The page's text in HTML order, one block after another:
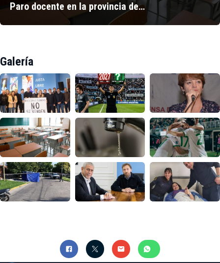
Paro docente en la provincia de…
Galería